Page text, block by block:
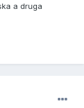
a druga